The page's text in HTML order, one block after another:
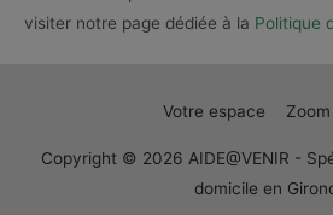
visiter notre page dédiée à la Politique
Votre espace
Copyright © 2026 AIDE@VENIR -
domicile en